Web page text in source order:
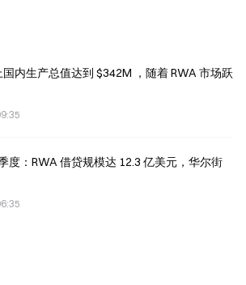
内生产总值达到 $342M ，随着 RWA 市场跃
度：RWA 借贷规模达 12.3 亿美元，华尔街